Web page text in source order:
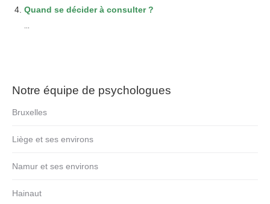
Quand se décider à consulter ?
...
Notre équipe de psychologues
Bruxelles
Liège et ses environs
Namur et ses environs
Hainaut